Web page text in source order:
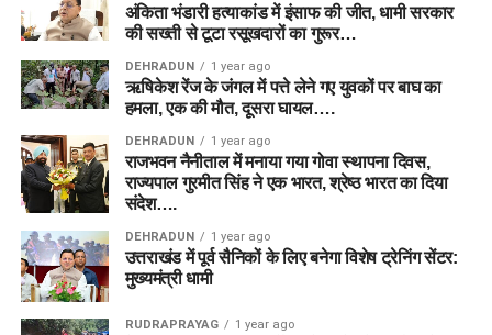
अंकिता भंडारी हत्याकांड में इंसाफ की जीत, धामी सरकार
की सख्ती से टूटा रसूखदारों का गुरूर…
DEHRADUN 1 year ago
ऋषिकेश रेंज के जंगल में पत्ते लेने गए युवकों पर बाघ का
हमला, एक की मौत, दूसरा घायल….
DEHRADUN 1 year ago
राजभवन नैनीताल में मनाया गया गोवा स्थापना दिवस,
राज्यपाल गुरमीत सिंह ने एक भारत, श्रेष्ठ भारत का दिया
संदेश….
DEHRADUN 1 year ago
उत्तराखंड में पूर्व सैनिकों के लिए बनेगा विशेष ट्रेनिंग सेंटर:
मुख्यमंत्री धामी
RUDRAPRAYAG 1 year ago